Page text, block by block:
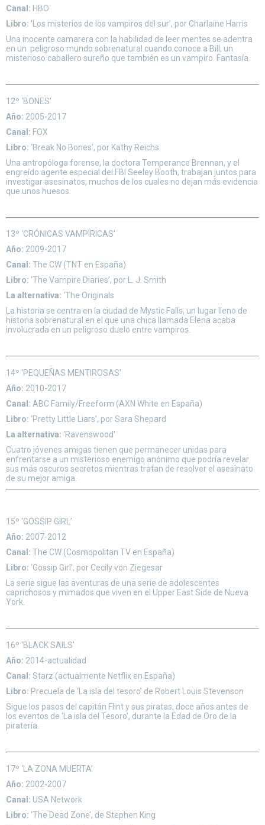
Canal: HBO
Libro: ‘Los misterios de los vampiros del sur’, por Charlaine Harris
Una inocente camarera con la habilidad de leer mentes se adentra
en un peligroso mundo sobrenatural cuando conoce a Bill, un
misterioso caballero sureño que también es un vampiro. Fantasía.
12º ‘BONES’
Año: 2005-2017
Canal: FOX
Libro: ‘Break No Bones’, por Kathy Reichs.
Una antropóloga forense, la doctora Temperance Brennan, y el
engreído agente especial del FBI Seeley Booth, trabajan juntos para
investigar asesinatos, muchos de los cuales no dejan más evidencia
que unos huesos.
13º ‘CRÓNICAS VAMPÍRICAS’
Año: 2009-2017
Canal: The CW (TNT en España)
Libro: ‘The Vampire Diaries’, por L. J. Smith
La alternativa: ‘The Originals
La historia se centra en la ciudad de Mystic Falls, un lugar lleno de
historia sobrenatural en el que una chica llamada Elena acaba
involucrada en un peligroso duelo entre vampiros.
14º ‘PEQUEÑAS MENTIROSAS’
Año: 2010-2017
Canal: ABC Family/Freeform (AXN White en España)
Libro: ‘Pretty Little Liars’, por Sara Shepard
La alternativa: ‘Ravenswood’
Cuatro jóvenes amigas tienen que permanecer unidas para
enfrentarse a un misterioso enemigo anónimo que podría revelar
sus más oscuros secretos mientras tratan de resolver el asesinato
de su mejor amiga.
15º ‘GOSSIP GIRL’
Año: 2007-2012
Canal: The CW (Cosmopolitan TV en España)
Libro: ‘Gossip Girl’, por Cecily von Ziegesar
La serie sigue las aventuras de una serie de adolescentes
caprichosos y mimados que viven en el Upper East Side de Nueva
York.
16º ‘BLACK SAILS’
Año: 2014-actualidad
Canal: Starz (actualmente Netflix en España)
Libro: Precuela de ‘La isla del tesoro’ de Robert Louis Stevenson
Sigue los pasos del capitán Flint y sus piratas, doce años antes de
los eventos de ‘La isla del Tesoro’, durante la Edad de Oro de la
piratería.
17º ‘LA ZONA MUERTA’
Año: 2002-2007
Canal: USA Network
Libro: ‘The Dead Zone’, de Stephen King